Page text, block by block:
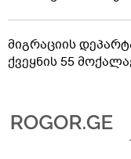
მიგრაციის
ქვეყნის 55